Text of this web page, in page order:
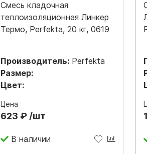
Смесь кладочная
теплоизоляционная Линкер
Термо, Perfekta, 20 кг, 0619
Производитель: Perfekta
Размер:
Цвет:
Цена
623 ₽ /шт
В наличии